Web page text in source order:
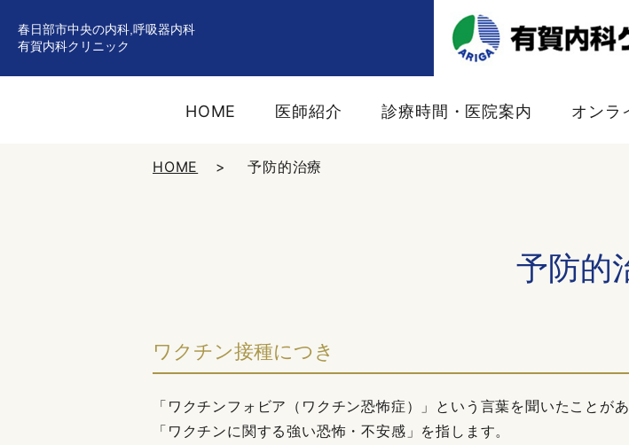
春日部市中央の内科,呼吸器内科
有賀内科クリニック
HOME 医師紹介 診療時間・医院案内 オンラ
HOME 予防的治療
予防的
ワクチン接種につき
「ワクチンフォビア（ワクチン恐怖症）」という言葉を聞いたことが
「ワクチンに関する強い恐怖・不安感」を指します。